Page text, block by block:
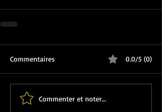
Commentaires 0.0/5 (0)
Commenter et noter...